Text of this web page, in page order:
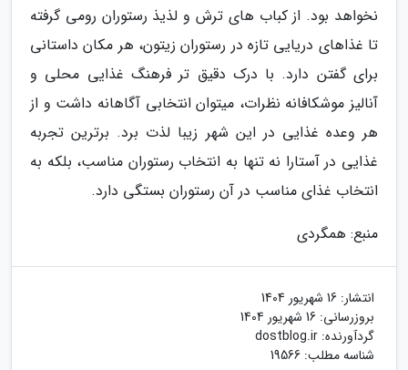
نخواهد بود. از کباب های ترش و لذیذ رستوران رومی گرفته
تا غذاهای دریایی تازه در رستوران زیتون، هر مکان داستانی
برای گفتن دارد. با درک دقیق تر فرهنگ غذایی محلی و
آنالیز موشکافانه نظرات، میتوان انتخابی آگاهانه داشت و از
هر وعده غذایی در این شهر زیبا لذت برد. برترین تجربه
غذایی در آستارا نه تنها به انتخاب رستوران مناسب، بلکه به
انتخاب غذای مناسب در آن رستوران بستگی دارد.
منبع: همگردی
انتشار: 16 شهریور 1404
بروزرسانی: 16 شهریور 1404
گردآورنده: dostblog.ir
شناسه مطلب: 19566